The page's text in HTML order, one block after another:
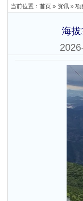
当前位置： 首页 » 资讯 » 项
海拔